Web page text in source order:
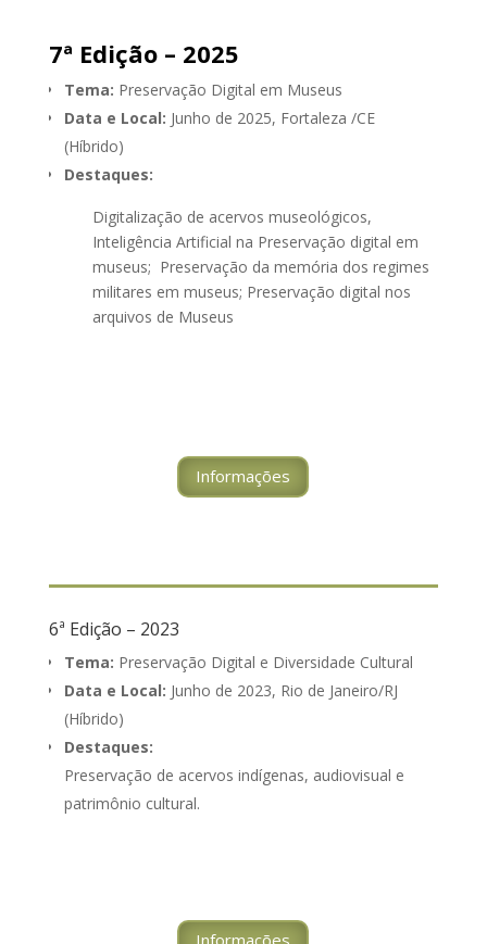
7ª Edição – 2025
Tema: Preservação Digital em Museus
Data e Local: Junho de 2025, Fortaleza /CE
(Híbrido)
Destaques:
Digitalização de acervos museológicos,
Inteligência Artificial na Preservação digital em
museus; Preservação da memória dos regimes
militares em museus; Preservação digital nos
arquivos de Museus
Informações
6ª Edição – 2023
Tema: Preservação Digital e Diversidade Cultural
Data e Local: Junho de 2023, Rio de Janeiro/RJ
(Híbrido)
Destaques:
Preservação de acervos indígenas, audiovisual e
patrimônio cultural.